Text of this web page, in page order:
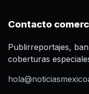
Contacto
Publirreportajes,
coberturas